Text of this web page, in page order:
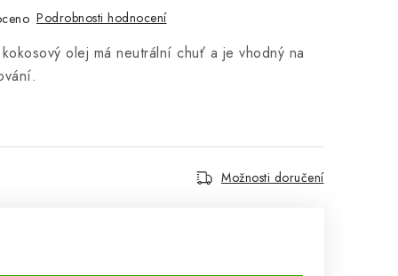
Podrobnosti hodnocení
olej má neutrální chuť a je vhodný na
Možnosti doručení